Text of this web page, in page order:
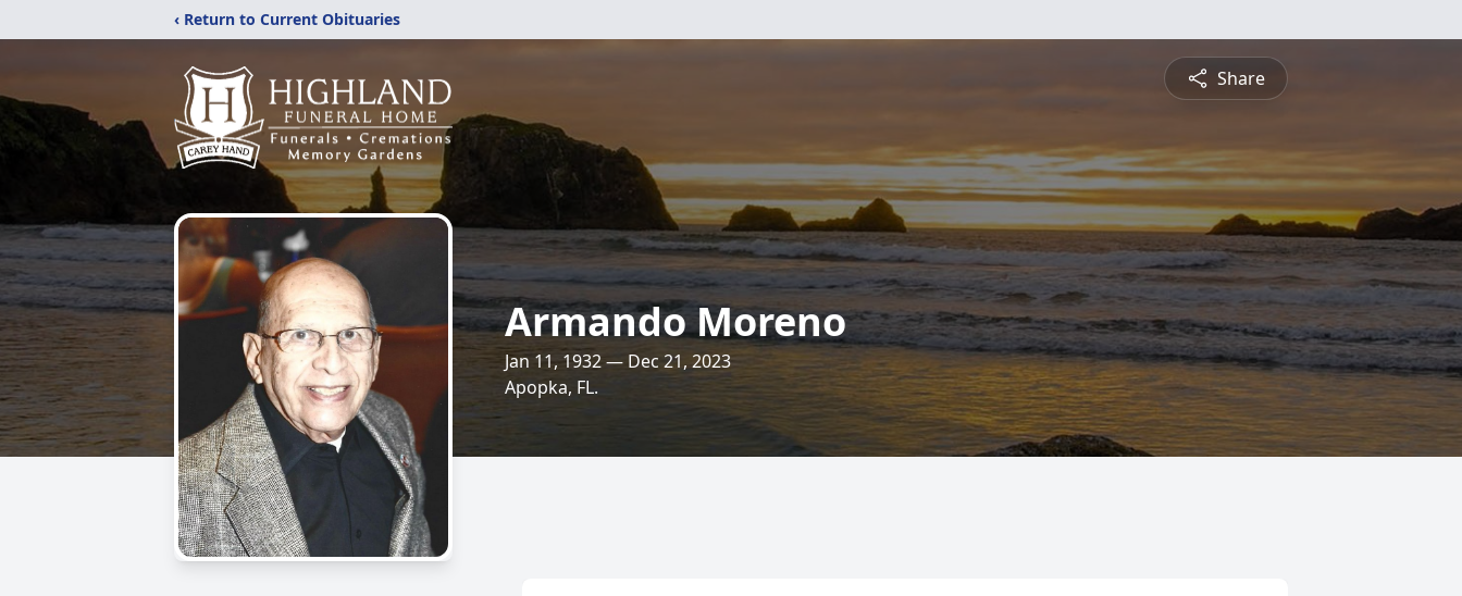
‹ Return to Current Obituaries
Share
Armando Moreno
Jan 11, 1932 — Dec 21, 2023
Apopka, FL.